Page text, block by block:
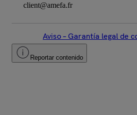
client@amefa.fr
Aviso – Garantía legal de
Reportar contenido